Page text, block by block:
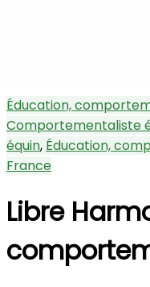
Éducation,
Comportementaliste
équin, Éducation,
France
Libre